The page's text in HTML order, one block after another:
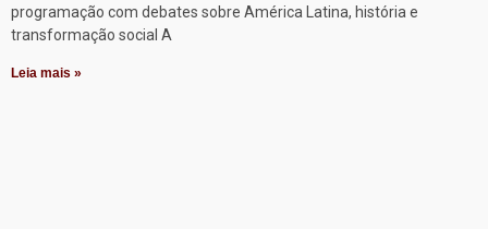
programação com debates sobre América Latina, história e
transformação social A
Leia mais »